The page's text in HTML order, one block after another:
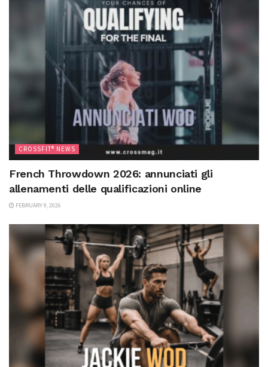
CROSSFIT® NEWS
French Throwdown 2026: annunciati gli
allenamenti delle qualificazioni online
FEBRUARY 9, 2026